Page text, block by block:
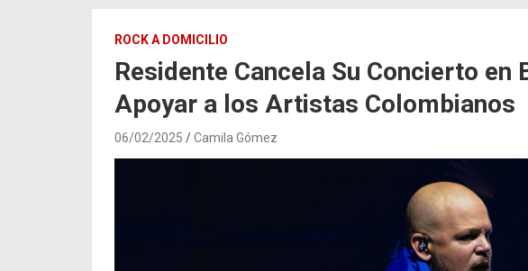
ROCK A DOMICILIO
Residente Cancela Su Concierto en
Apoyar a los Artistas Colombianos
06/02/2025 Camila Gómez